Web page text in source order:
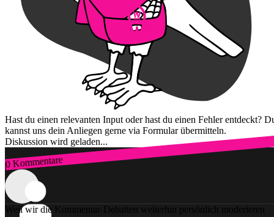
Hast du einen relevanten Input oder hast du einen Fehler entdeckt?
kannst uns dein Anliegen gerne via Formular übermitteln.
Diskussion wird geladen...
0 Kommentare
Zum Login
Weil wir die Kommentar-Debatten weiterhin persönlich moderieren